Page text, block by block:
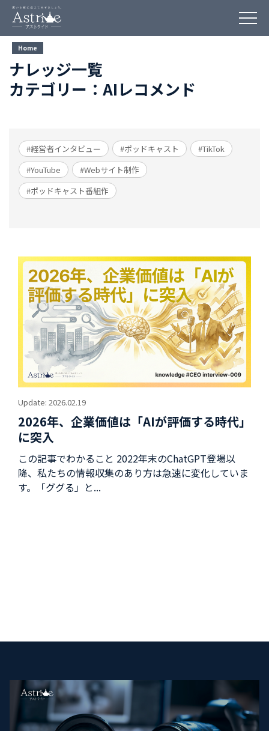
Home
ナレッジ一覧
カテゴリー：AIレコメンド
#経営者インタビュー #ポッドキャスト
#TikTok
#YouTube
#Webサイト制作
#ポッドキャスト番組作
Update: 2026.02.19
2026年、企業価値は「AIが評価する時代」
に突入
この記事でわかること 2022年末のChatGPT登場以
降、私たちの情報収集のあり方は急速に変化していま
す。「ググる」と...